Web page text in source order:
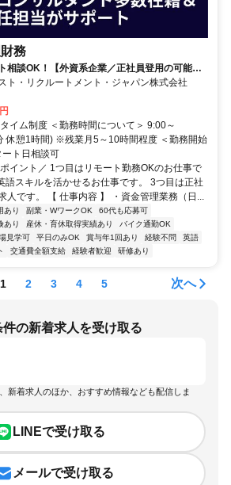
務
相談OK！【外資系企業／正社員登用の可能性
ート勤務OK】経理財務
ト・リクルートメント・ジャパン株式会社
イム制度 ＜勤務時間について＞ 9:00～
休憩1時間) ※残業月5～10時間程度 ＜勤務開始
ト日相談可
イント／ 1つ目はリモート勤務OKのお仕事で
語スキルを活かせるお仕事です。 3つ目は正社
人です。 【 仕事内容 】 ・資金管理業務（日...
あり 副業・WワークOK
60代も応募可
あり 産休・育休取得実績あり
バイク通勤OK
見学可 平日のみOK 賞与年1回あり 経験不問
英語
交通費全額支給 経験者歓迎 研修あり
1 2 3 4 5 次へ
件の新着求人を受け取る
新着求人のほか、おすすめ情報なども配信しま
LINEで受け取る
メールで受け取る